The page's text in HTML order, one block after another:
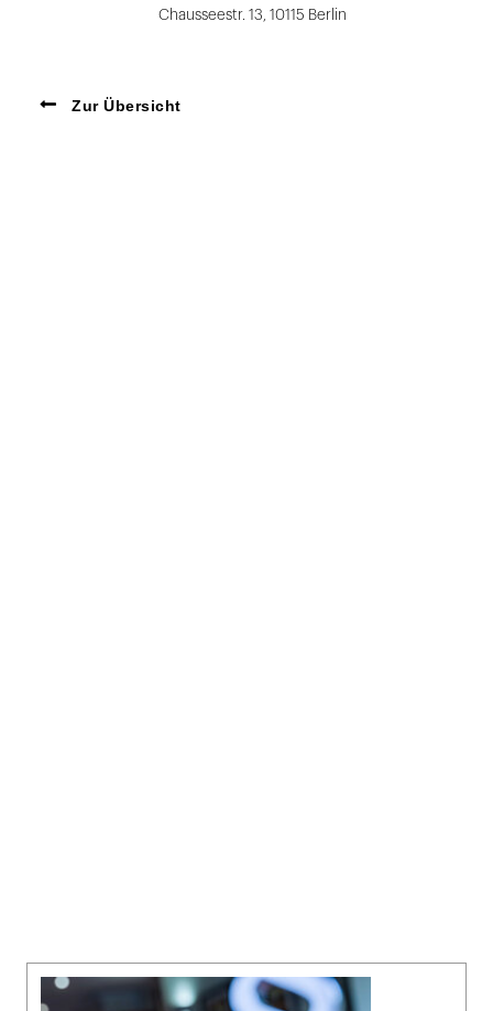
Chausseestr. 13, 10115 Berlin
Zur Übersicht